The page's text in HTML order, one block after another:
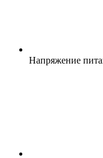
Напряжение